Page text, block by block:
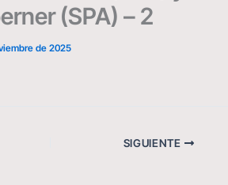
(SPA) – 2
de 2025
SIGUIENTE